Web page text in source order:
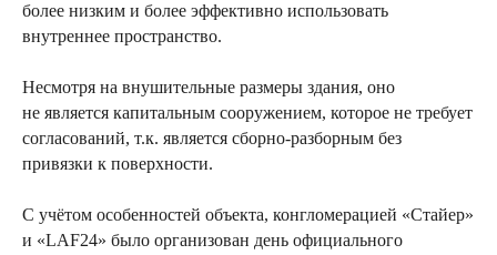
более низким и более эффективно использовать
внутреннее пространство.
Несмотря на внушительные размеры здания, оно
не является капитальным сооружением, которое не требует
согласований, т.к. является сборно-разборным без
привязки к поверхности.
С учётом особенностей объекта, конгломерацией «Стайер»
и «LAF24» было организован день официального